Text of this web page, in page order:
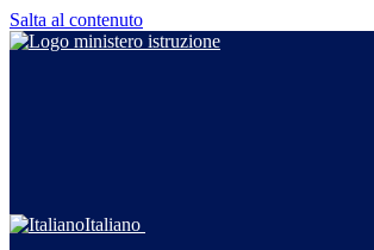
Salta al contenuto
Italiano